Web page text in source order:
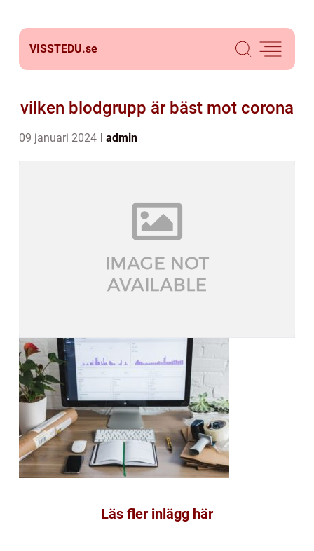
VISSTEDU.se
vilken blodgrupp är bäst mot corona
09 januari 2024 admin
Läs fler inlägg här